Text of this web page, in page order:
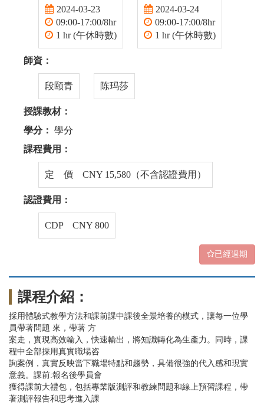
2024-03-23
09:00-17:00/8hr
1 hr (午休時數)
2024-03-24
09:00-17:00/8hr
1 hr (午休時數)
師資：
段颐青 陈玛莎
授課教材：
學分： 學分
課程費用：
定 價 CNY 15,580（不含認證費用）
認證費用：
CDP CNY 800
已經過期
課程介紹：
採用體驗式教學方法和課前課中課後全景培養的模式，讓每一位學
員帶著問題 來，帶著 方
案走，實現高效輸入，快速輸出，將知識轉化為生產力。同時，課
程中全部採用真實職場咨
詢案例，真實反映當下職場特點和趨勢，具備很強的代入感和現實
意義。課前:報名後學員會
獲得課前大禮包，包括專業版測評和教練問題和線上預習課程，帶
著測評報告和思考進入課